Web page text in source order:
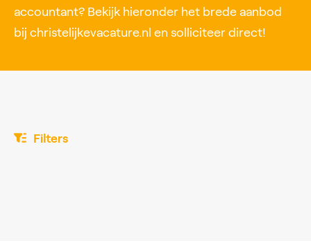
accountant? Bekijk hieronder het brede aanbod
bij christelijkevacature.nl en solliciteer direct!
Filters